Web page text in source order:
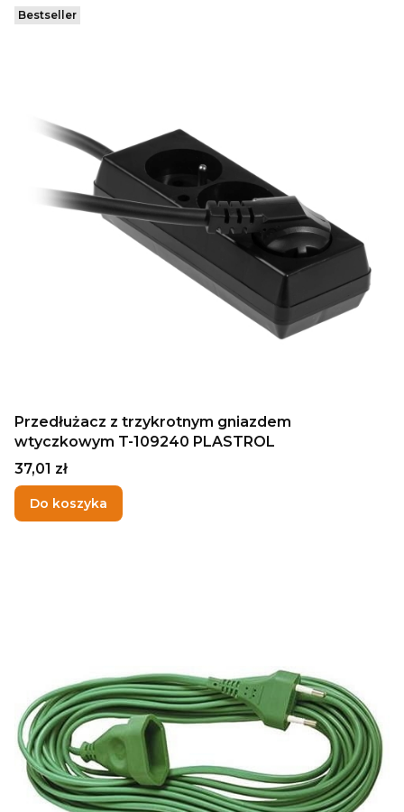
Bestseller
Przedłużacz z trzykrotnym gniazdem
wtyczkowym T-109240 PLASTROL
Cena
37,01 zł
Do koszyka